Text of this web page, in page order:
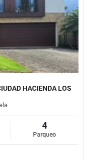
HACIENDA LOS
4
Parqueo